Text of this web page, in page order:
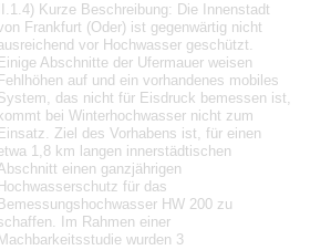
II.1.4) Kurze Beschreibung: Die Innenstadt
Frankfurt (Oder) ist gegenwärtig nicht
vor Hochwasser geschützt.
Einige Abschnitte der Ufermauer weisen
Fehlhöhen auf und ein vorhandenes mobiles
das nicht für Eisdruck bemessen ist,
kommt bei Winterhochwasser nicht zum
Einsatz. Ziel des Vorhabens ist, für einen
1,8 km langen innerstädtischen
einen ganzjährigen
Hochwasserschutz für das
Bemessungshochwasser HW 200 zu
Im Rahmen einer
Machbarkeitsstudie wurden 3